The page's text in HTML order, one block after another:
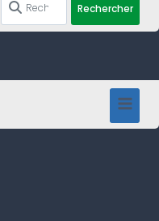
Rechercher